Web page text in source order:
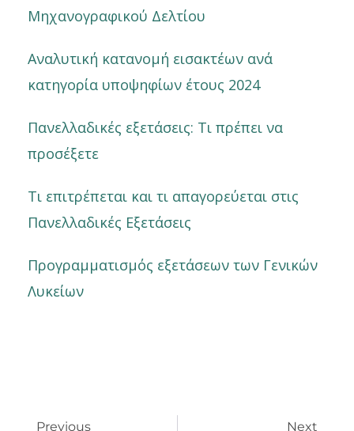
Μηχανογραφικού Δελτίου
Αναλυτική κατανομή εισακτέων ανά
κατηγορία υποψηφίων έτους 2024
Πανελλαδικές εξετάσεις: Τι πρέπει να
προσέξετε
Τι επιτρέπεται και τι απαγορεύεται στις
Πανελλαδικές Εξετάσεις
Προγραμματισμός εξετάσεων των Γενικών
Λυκείων
Previous Next